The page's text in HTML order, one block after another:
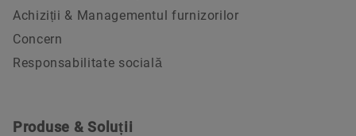
Achiziții & Managementul furnizorilor
Concern
Responsabilitate socială
Produse & Soluții